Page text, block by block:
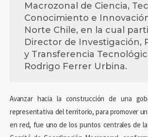
Macrozonal de Ciencia,
Conocimiento e
Norte Chile, en la cual
Director de Investigación,
y Transferencia
Rodrigo Ferrer Urbina.
Avanzar hacia la construcción de una
representativa del territorio, para promover
en red, fue uno de los puntos centrales de